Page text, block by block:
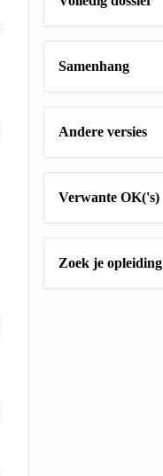
Samenhang
Andere versies
Verwante OK('s)
Zoek je opleiding